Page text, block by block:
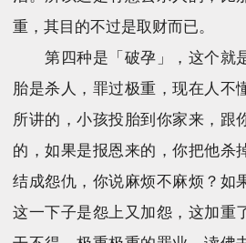
重，其目的不过是取财而已。
第四种是「破孕」，这个就
胎是杀人，罪过极重，现在人不
所讲的，小孩投胎到你家来，跟
的，如果是报恩来的，你把他杀
结成怨仇，你说麻烦不麻烦？如
这一下子是怨上又加怨，这加重